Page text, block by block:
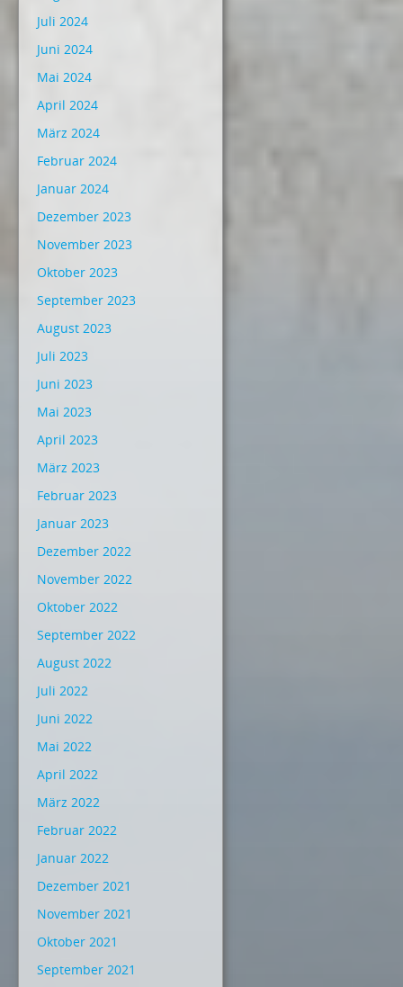
Juli 2024
Juni 2024
Mai 2024
April 2024
März 2024
Februar 2024
Januar 2024
Dezember 2023
November 2023
Oktober 2023
September 2023
August 2023
Juli 2023
Juni 2023
Mai 2023
April 2023
März 2023
Februar 2023
Januar 2023
Dezember 2022
November 2022
Oktober 2022
September 2022
August 2022
Juli 2022
Juni 2022
Mai 2022
April 2022
März 2022
Februar 2022
Januar 2022
Dezember 2021
November 2021
Oktober 2021
September 2021